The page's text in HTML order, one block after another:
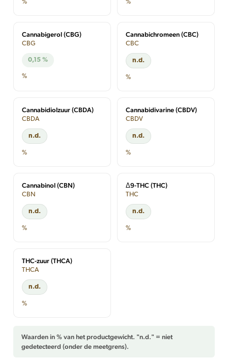
% %
Cannabigerol (CBG)
CBG
0,15 %
%
Cannabichromeen (CBC)
CBC
n.d.
%
Cannabidiolzuur (CBDA)
CBDA
n.d.
%
Cannabidivarine (CBDV)
CBDV
n.d.
%
Cannabinol (CBN)
CBN
n.d.
%
Δ9-THC (THC)
THC
n.d.
%
THC-zuur (THCA)
THCA
n.d.
%
Waarden in % van het productgewicht. "n.d." = niet
gedetecteerd (onder de meetgrens).